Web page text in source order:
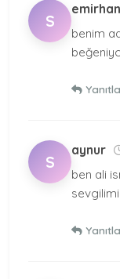
S
benim
Yanıtla
S
aynur
ben ali
Yanıtla